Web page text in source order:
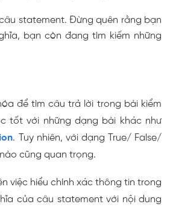
statement. Đừng quên rằng bạn
bạn còn đang tìm kiếm những
để tìm câu trả lời trong bài kiểm
tốt với những dạng bài khác như
. Tuy nhiên, với dạng True/ False/
cũng quan trọng.
việc hiểu chính xác thông tin trong
của câu statement với nội dung